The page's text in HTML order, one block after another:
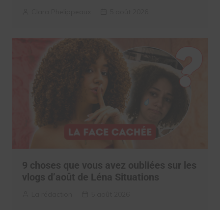
9 choses que vous avez oubliées sur les
vlogs d’août de Léna Situations